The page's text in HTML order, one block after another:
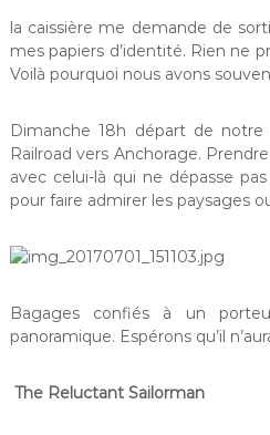
la caissière me demande de
mes papiers d’identité. Rien ne
Voilà pourquoi nous avons
Dimanche 18h départ de notre
Railroad vers Anchorage.
avec celui-là qui ne dépasse
pour faire admirer les paysages
Bagages confiés à un
panoramique. Espérons qu’il
The Reluctant Sailorman